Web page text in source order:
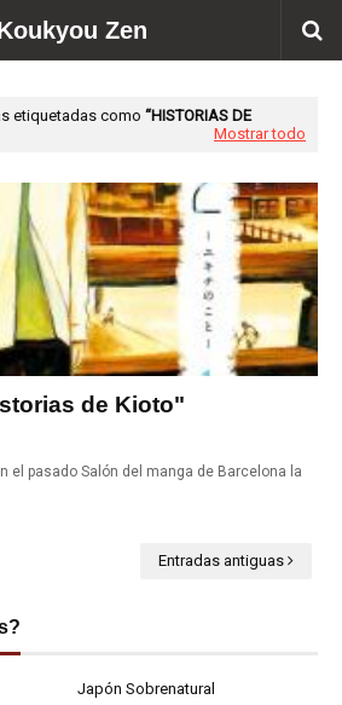
Zen
etiquetadas como
HISTORIAS DE
Mostrar todo
de Kioto"
el pasado Salón del manga de Barcelona la
Entradas antiguas
Japón Sobrenatural